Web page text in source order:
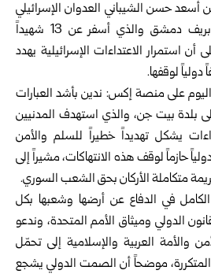
أسعد حسن الشيباني العدوان الإسرائيلي
الغادر على بلدة بيت جن بريف دمشق والذي أسفر عن 13 شهيداً
استمرار الاعتداءات الإسرائيلية يهدد
لوقفها.
على منصة إكس: ندين بأشد العبارات
على بلدة بيت جن، والذي استهدف المدنيين
يشكل تهديداً خطيراً للسلم والأمن
حازماً لوقف هذه الانتهاكات، مشيراً إلى
متكاملة الأركان بحق الشعب السوري.
في الدفاع عن أرضها وشعبها بكل
الدولي وميثاق الأمم المتحدة، وندعو
والأمة العربية والإسلامية إلى تحمّل
المتكررة، موضحاً أن الصمت الدولي يشجع